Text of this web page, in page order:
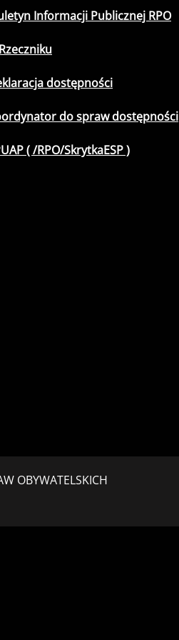
Informacji Publicznej RPO
dostępności
do spraw dostępności
( /RPO/SkrytkaESP )
OBYWATELSKICH